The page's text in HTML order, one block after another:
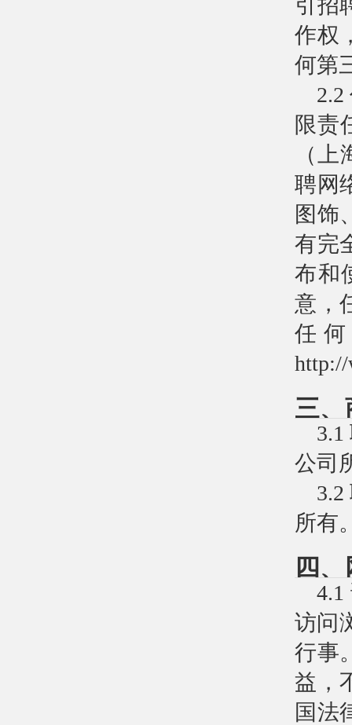
引招
作权
何第
限责
（
聘网
图饰
有完
布和
意，
任
http://
三、
公司
所有
四
访问
行事
益，
国法